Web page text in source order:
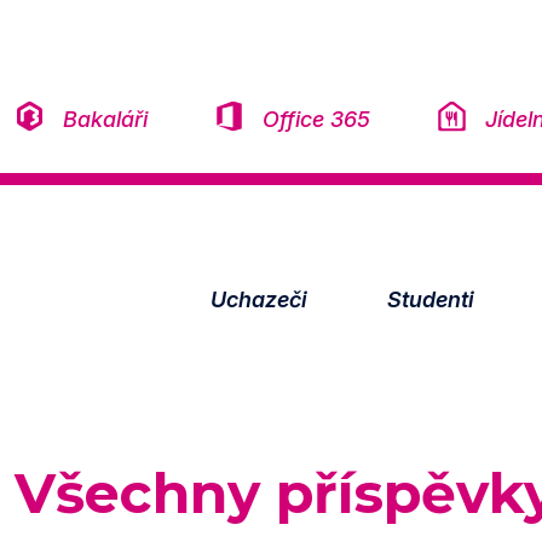
Bakaláři
Office 365
Uchazeči Studenti
Všechny